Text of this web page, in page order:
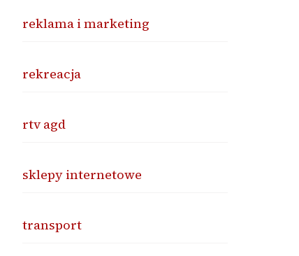
reklama i marketing
rekreacja
rtv agd
sklepy internetowe
transport